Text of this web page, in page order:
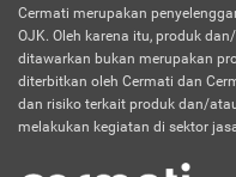
Cermati merupakan
OJK. Oleh karena itu, produk
ditawarkan bukan merupakan
diterbitkan oleh Cermati dan
dan risiko terkait produk dan/
melakukan kegiatan di sektor